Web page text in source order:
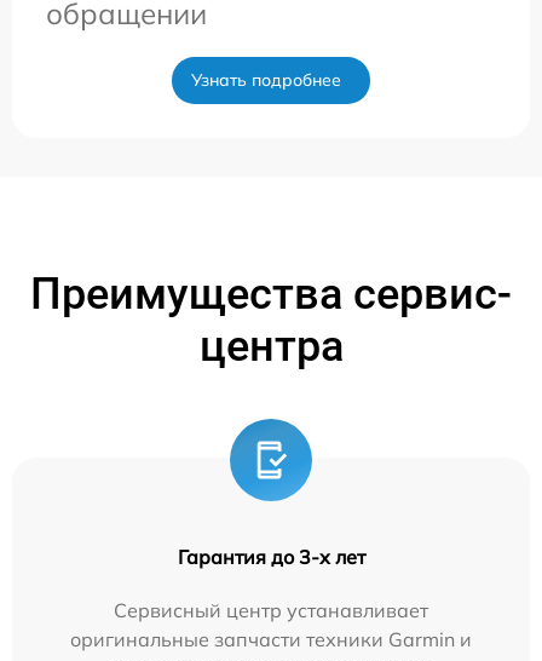
обращении
Узнать подробнее
Преимущества сервис-
центра
Гарантия до 3-х лет
Сервисный центр устанавливает
оригинальные запчасти техники Garmin и